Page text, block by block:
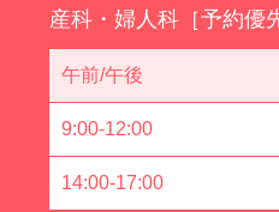
産科・婦人科［予約優
午前/午後
9:00-12:00
14:00-17:00